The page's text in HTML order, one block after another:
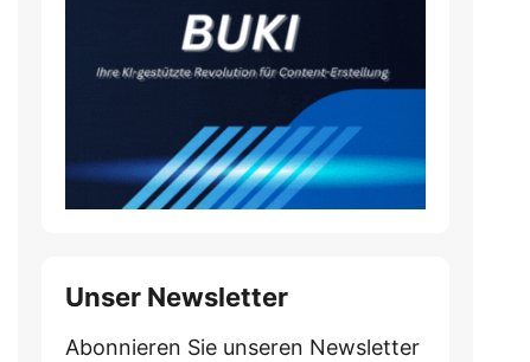
Unser Newsletter
Abonnieren Sie unseren Newsletter